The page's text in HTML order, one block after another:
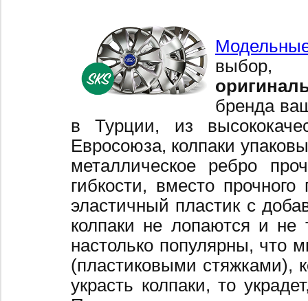
выбор,
бренда
в Турции, из
Евросоюза, колпаки
металлическое ребро
гибкости, вместо
эластичный пластик с
колпаки не лопаются и не
настолько популярны, что
(пластиковыми стяжками),
украсть колпаки, то